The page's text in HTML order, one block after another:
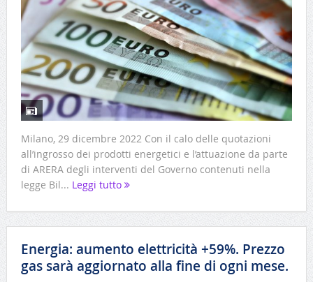
Milano, 29 dicembre 2022 Con il calo delle quotazioni
all’ingrosso dei prodotti energetici e l’attuazione da parte
di ARERA degli interventi del Governo contenuti nella
legge Bil... Leggi tutto
Energia: aumento elettricità +59%. Prezzo
gas sarà aggiornato alla fine di ogni mese.